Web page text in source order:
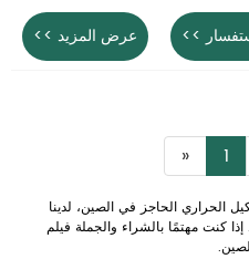
عرض المزيد >> >>
« 1
الحراري الحاجز في الصين، لدينا
كنت مهتمًا بالشراء والجملة فيلم